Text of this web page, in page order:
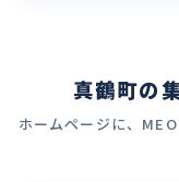
真鶴町の
ホームページに、